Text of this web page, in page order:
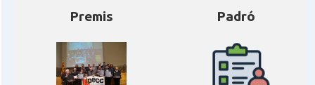
Premis Padró